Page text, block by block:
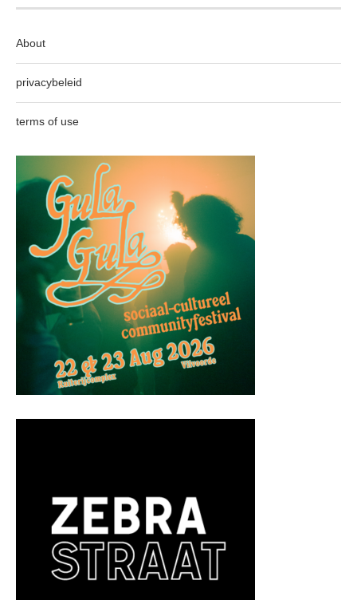
About
privacybeleid
terms of use